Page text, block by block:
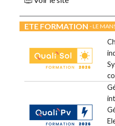
ETE FORMATION - LE